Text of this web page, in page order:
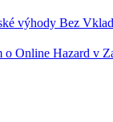
výhody Bez
o Online Hazard v